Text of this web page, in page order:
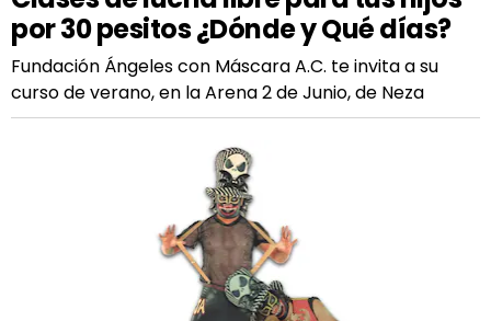
por 30 pesitos ¿Dónde y Qué días?
Fundación Ángeles con Máscara A.C. te invita a su
curso de verano, en la Arena 2 de Junio, de Neza